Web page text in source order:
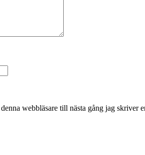
webbläsare till nästa gång jag skriver